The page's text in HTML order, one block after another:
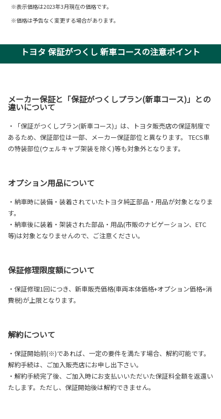
※表示価格は2023年3月現在の価格です。
※価格は予告なく変更する場合があります。
トヨタ 保証がつくし 新車コースの注意ポイント
メーカー保証と「保証がつくしプラン(新車コース)」との
違いについて
・「保証がつくしプラン(新車コース)」は、トヨタ販売店の保証制度で
あるため、保証部位は一部、メーカー保証部位と異なります。 TECS車
の特装部位(ウェルキャブ架装を除く)等も対象外となります。
オプション用品について
・納車時に装備・装着されていたトヨタ純正部品・用品が対象となりま
す。
・納車後に装着・架装された部品・用品(市販のナビゲーション、ETC
等)は対象となりませんので、ご注意ください。
保証修理限度額について
・保証修理1回につき、新車販売価格(車両本体価格+オプション価格+消
費税)が上限となります。
解約について
・保証開始前(※)であれば、一定の要件を満たす場合、解約可能です。
解約手続は、ご加入販売店にお申し出下さい。
・解約手続完了後、ご加入時にお支払いいただいた保証料全額を返還い
たします。ただし、保証開始後は解約できません。